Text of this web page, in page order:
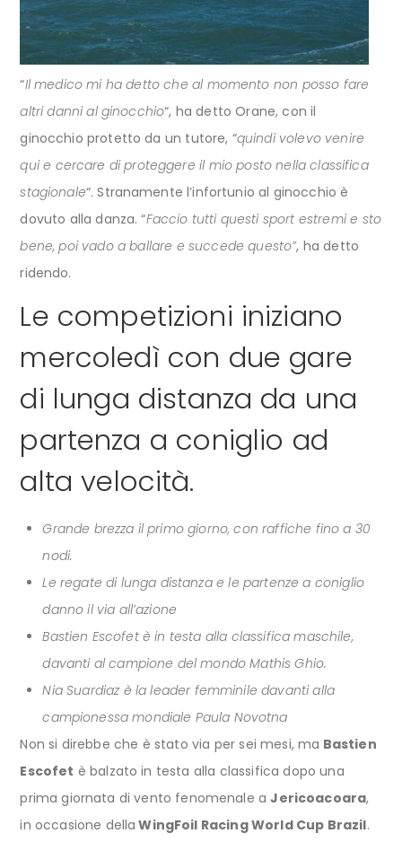
“Il medico mi ha detto che al momento non posso fare
altri danni al ginocchio“, ha detto Orane, con il
ginocchio protetto da un tutore, “quindi volevo venire
qui e cercare di proteggere il mio posto nella classifica
stagionale“. Stranamente l’infortunio al ginocchio è
dovuto alla danza. “Faccio tutti questi sport estremi e sto
bene, poi vado a ballare e succede questo”, ha detto
ridendo.
Le competizioni iniziano
mercoledì con due gare
di lunga distanza da una
partenza a coniglio ad
alta velocità.
Grande brezza il primo giorno, con raffiche fino a 30
nodi.
Le regate di lunga distanza e le partenze a coniglio
danno il via all’azione
Bastien Escofet è in testa alla classifica maschile,
davanti al campione del mondo Mathis Ghio.
Nia Suardiaz è la leader femminile davanti alla
campionessa mondiale Paula Novotna
Non si direbbe che è stato via per sei mesi, ma Bastien
Escofet è balzato in testa alla classifica dopo una
prima giornata di vento fenomenale aJericoacoara,
in occasione della WingFoil Racing World Cup Brazil.